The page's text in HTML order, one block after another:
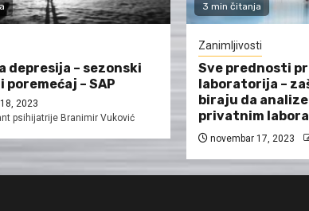
depresija – sezonski
– SAP
2023
psihijatrije Branimir Vuković
3 min čitanja
Zanimljivosti
Sve prednosti
laboratorija –
biraju da
privatnim
novembar 17, 2023